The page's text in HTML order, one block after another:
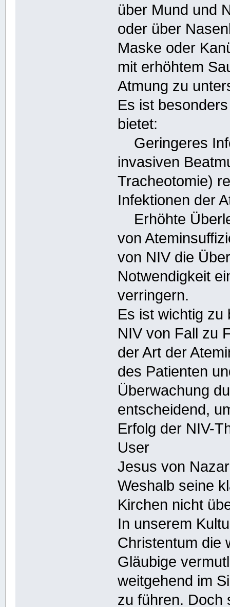
über Mund und
oder über
Maske oder
mit erhöhtem
Atmung zu
Es ist
bietet:
Geringeres
invasiven
Tracheotomie)
Infektionen der
Erhöhte
von
von NIV die
Notwendigkeit
verringern.
Es ist wichtig zu
NIV von Fall zu
der Art der
des Patienten
Überwachung
entscheidend,
Erfolg der NIV-
User
Jesus von
Weshalb seine
Kirchen nicht
In unserem
Christentum die
Gläubige
weitgehend im
zu führen. Doch